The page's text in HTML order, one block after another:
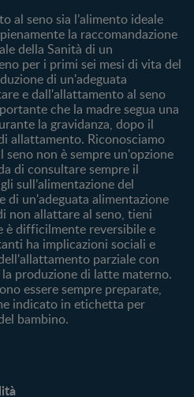
Accedi/registrati
al seno sia l’alimento ideale
la raccomandazione
della Sanità di un
per i primi sei mesi di vita del
di un'adeguata
e dall'allattamento al seno
che la madre segua una
la gravidanza, dopo il
allattamento. Riconosciamo
non è sempre un'opzione
di consultare sempre il
sull’alimentazione del
di un'adeguata alimentazione
non allattare al seno, tieni
è difficilmente reversibile e
ha implicazioni sociali e
parziale con
produzione di latte materno.
essere sempre preparate,
indicato in etichetta per
bambino.